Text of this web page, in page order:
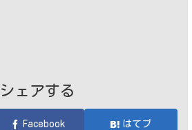
シェアする
Facebook はてブ